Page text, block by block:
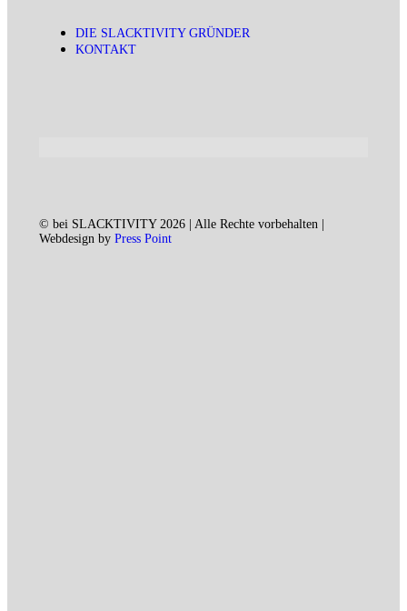
DIE SLACKTIVITY GRÜNDER
KONTAKT
© bei SLACKTIVITY 2026 | Alle Rechte vorbehalten |
Webdesign by Press Point